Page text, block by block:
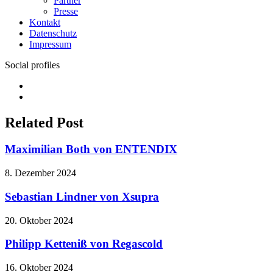
Presse
Kontakt
Datenschutz
Impressum
Social profiles
Related Post
Maximilian Both von ENTENDIX
8. Dezember 2024
Sebastian Lindner von Xsupra
20. Oktober 2024
Philipp Ketteniß von Regascold
16. Oktober 2024